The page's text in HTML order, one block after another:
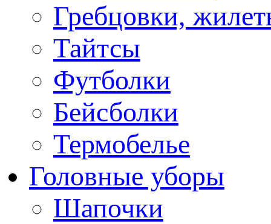
Гребцовки,
Тайтсы
Футболки
Бейсболки
Термобелье
Головные уборы
Шапочки